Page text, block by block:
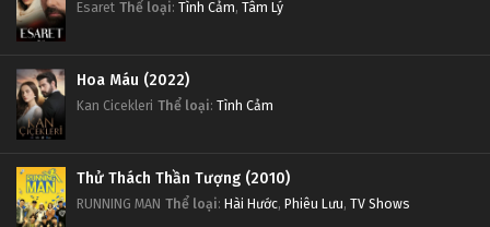
Esaret Thể loại: Tình Cảm, Tâm Lý
Hoa Máu (2022)
Kan Cicekleri Thể loại: Tình Cảm
Thử Thách Thần Tượng (2010)
RUNNING MAN Thể loại: Hài Hước, Phiêu Lưu, TV Shows